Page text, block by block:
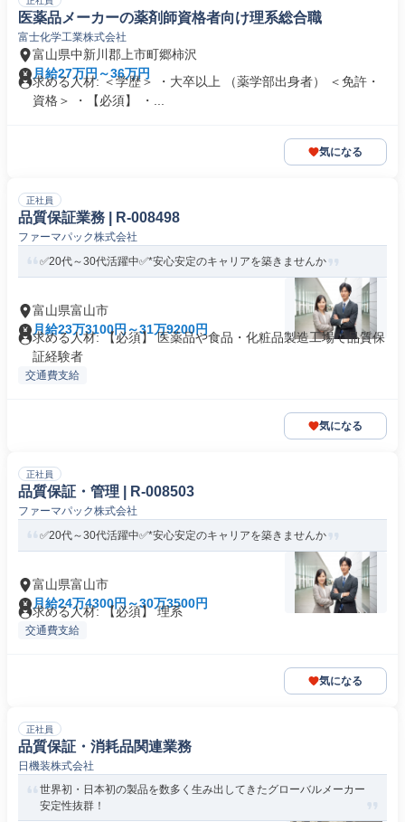
医薬品メーカーの薬剤師資格者向け理系総合職
富士化学工業株式会社
富山県中新川郡上市町郷柿沢
月給27万円～36万円
求める人材: ＜学歴＞ ・大卒以上 （薬学部出身者） ＜免許・
資格＞ ・【必須】 ・...
気になる
正社員
品質保証業務 | R-008498
ファーマパック株式会社
✅20代～30代活躍中✅*安心安定のキャリアを築きませんか
富山県富山市
月給23万3100円～31万9200円
求める人材: 【必須】 医薬品や食品・化粧品製造工場で品質保
証経験者
交通費支給
気になる
正社員
品質保証・管理 | R-008503
ファーマパック株式会社
✅20代～30代活躍中✅*安心安定のキャリアを築きませんか
富山県富山市
月給24万4300円～30万3500円
求める人材: 【必須】 理系
交通費支給
気になる
正社員
品質保証・消耗品関連業務
日機装株式会社
世界初・日本初の製品を数多く生み出してきたグローバルメーカー
安定性抜群！